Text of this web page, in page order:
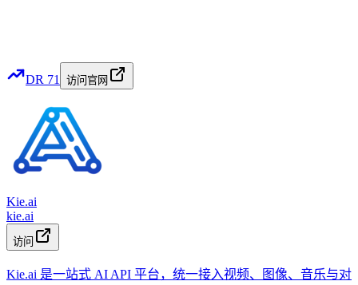
DR 71 访问官网
Kie.ai
kie.ai
访问
Kie.ai 是一站式 AI API 平台，统一接入视频、图像、音乐与对